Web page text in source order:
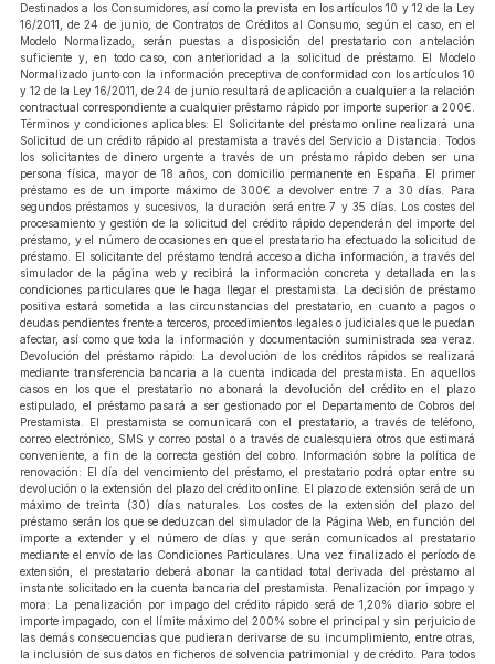
Destinados a los Consumidores, así como la prevista en los artículos 10 y 12 de la Ley
16/2011, de 24 de junio, de Contratos de Créditos al Consumo, según el caso, en el
Modelo Normalizado, serán puestas a disposición del prestatario con antelación
suficiente y, en todo caso, con anterioridad a la solicitud de préstamo. El Modelo
Normalizado junto con la información preceptiva de conformidad con los artículos 10
y 12 de la Ley 16/2011, de 24 de junio resultará de aplicación a cualquier a la relación
contractual correspondiente a cualquier préstamo rápido por importe superior a 200€.
Términos y condiciones aplicables: El Solicitante del préstamo online realizará una
Solicitud de un crédito rápido al prestamista a través del Servicio a Distancia. Todos
los solicitantes de dinero urgente a través de un préstamo rápido deben ser una
persona física, mayor de 18 años, con domicilio permanente en España. El primer
préstamo es de un importe máximo de 300€ a devolver entre 7 a 30 días. Para
segundos préstamos y sucesivos, la duración será entre 7 y 35 días. Los costes del
procesamiento y gestión de la solicitud del crédito rápido dependerán del importe del
préstamo, y el número de ocasiones en que el prestatario ha efectuado la solicitud de
préstamo. El solicitante del préstamo tendrá acceso a dicha información, a través del
simulador de la página web y recibirá la información concreta y detallada en las
condiciones particulares que le haga llegar el prestamista. La decisión de préstamo
positiva estará sometida a las circunstancias del prestatario, en cuanto a pagos o
deudas pendientes frente a terceros, procedimientos legales o judiciales que le puedan
afectar, así como que toda la información y documentación suministrada sea veraz.
Devolución del préstamo rápido: La devolución de los créditos rápidos se realizará
mediante transferencia bancaria a la cuenta indicada del prestamista. En aquellos
casos en los que el prestatario no abonará la devolución del crédito en el plazo
estipulado, el préstamo pasará a ser gestionado por el Departamento de Cobros del
Prestamista. El prestamista se comunicará con el prestatario, a través de teléfono,
correo electrónico, SMS y correo postal o a través de cualesquiera otros que estimará
conveniente, a fin de la correcta gestión del cobro. Información sobre la política de
renovación: El día del vencimiento del préstamo, el prestatario podrá optar entre su
devolución o la extensión del plazo del crédito online. El plazo de extensión será de un
máximo de treinta (30) días naturales. Los costes de la extensión del plazo del
préstamo serán los que se deduzcan del simulador de la Página Web, en función del
importe a extender y el número de días y que serán comunicados al prestatario
mediante el envío de las Condiciones Particulares. Una vez finalizado el período de
extensión, el prestatario deberá abonar la cantidad total derivada del préstamo al
instante solicitado en la cuenta bancaria del prestamista. Penalización por impago y
mora: La penalización por impago del crédito rápido será de 1,20% diario sobre el
importe impagado, con el límite máximo del 200% sobre el principal y sin perjuicio de
las demás consecuencias que pudieran derivarse de su incumplimiento, entre otras,
la inclusión de sus datos en ficheros de solvencia patrimonial y de crédito. Para todos